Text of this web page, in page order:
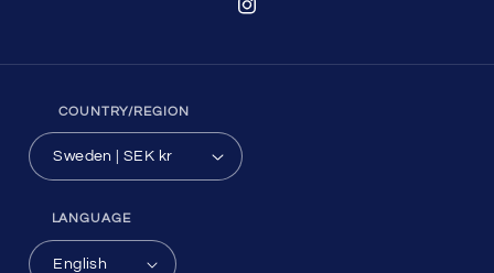
Instagram
COUNTRY/REGION
Sweden | SEK kr
LANGUAGE
English